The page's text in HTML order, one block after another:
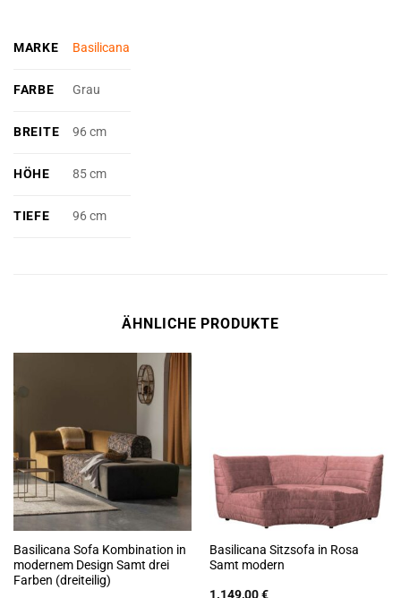
MARKE Basilicana
FARBE Grau
BREITE 96 cm
HÖHE 85 cm
TIEFE 96 cm
ÄHNLICHE PRODUKTE
Basilicana Sofa Kombination in
modernem Design Samt drei
Farben (dreiteilig)
Basilicana Sitzsofa in Rosa
Samt modern
1.149,00€